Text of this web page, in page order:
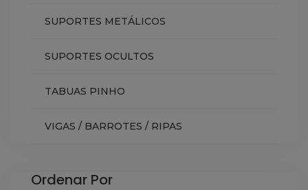
SUPORTES METÁLICOS
SUPORTES OCULTOS
TABUAS PINHO
VIGAS / BARROTES / RIPAS
Ordenar Por